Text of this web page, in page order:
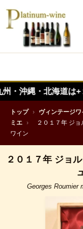
海道は+１日 離島
トップ › ヴィンテージワ
ミエ ›
２０１７年 ジ
ワイン
２０１７年 ジョ
Georges Roumier